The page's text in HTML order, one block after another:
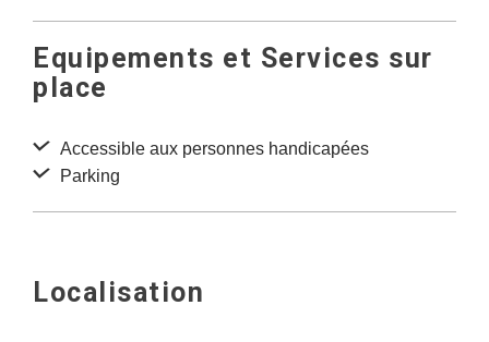
Equipements et Services sur
place
Accessible aux personnes handicapées
Parking
Localisation